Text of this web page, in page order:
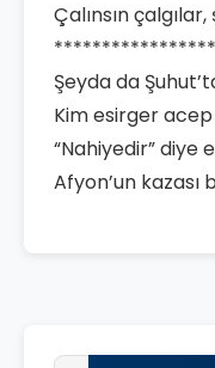
Çalınsın
Şeyda da
Kim esirger
“Nahiyedir” diye
Afyon’un kazası